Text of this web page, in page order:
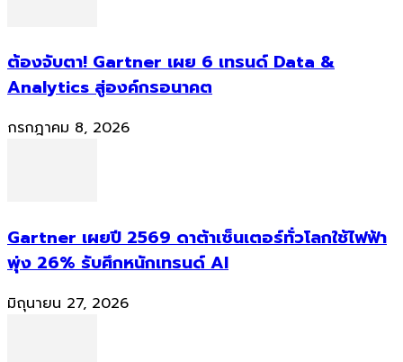
ต้องจับตา! Gartner เผย 6 เทรนด์ Data &
Analytics สู่องค์กรอนาคต
กรกฎาคม 8, 2026
Gartner เผยปี 2569 ดาต้าเซ็นเตอร์ทั่วโลกใช้ไฟฟ้า
พุ่ง 26% รับศึกหนักเทรนด์ AI
มิถุนายน 27, 2026